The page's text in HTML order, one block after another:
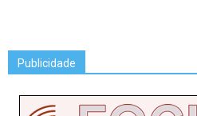
Publicidade